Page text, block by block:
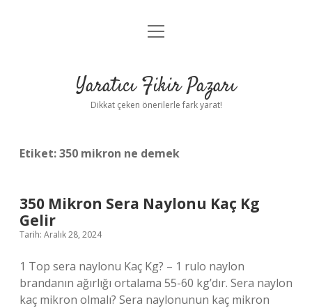
Anasayfa
Yasal Uyarı
menüyü
Yaratıcı Fikir Pazarı
Dikkat çeken önerilerle fark yarat!
Etiket:350 mikron ne demek
350 Mikron Sera Naylonu Kaç Kg
Gelir
Tarih: Aralık 28, 2024
1 Top sera naylonu Kaç Kg? – 1 rulo naylon
brandanın ağırlığı ortalama 55-60 kg’dır. Sera naylon
kaç mikron olmalı? Sera naylonunun kaç mikron